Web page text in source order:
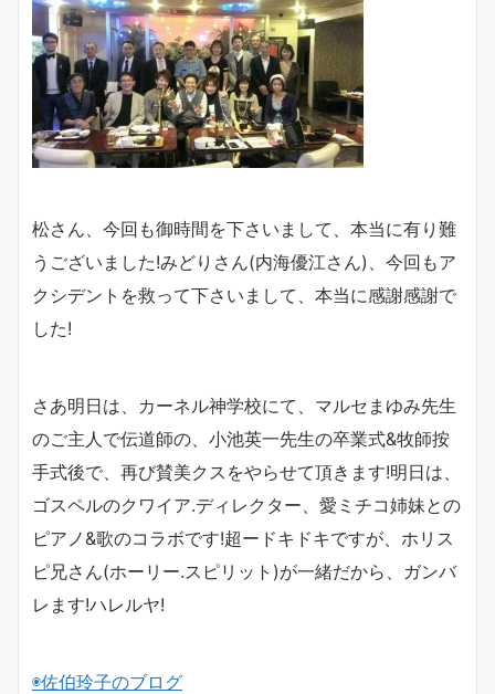
松さん、今回も御時間を下さいまして、本当に有り難
うございました!みどりさん(内海優江さん)、今回もア
クシデントを救って下さいまして、本当に感謝感謝で
した!
さあ明日は、カーネル神学校にて、マルセまゆみ先生
のご主人で伝道師の、小池英一先生の卒業式&牧師按
手式後で、再び賛美クスをやらせて頂きます!明日は、
ゴスペルのクワイア.ディレクター、愛ミチコ姉妹との
ピアノ&歌のコラボです!超ードキドキですが、ホリス
ピ兄さん(ホーリー.スピリット)が一緒だから、ガンバ
レます!ハレルヤ!
◉佐伯玲子のブログ